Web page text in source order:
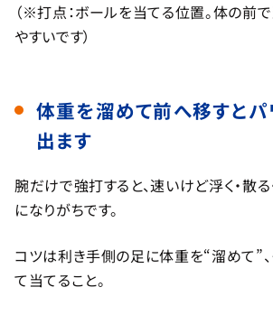
（※打点：ボールを当てる位置。体の前
やすいです）
体重を溜めて前へ移すと
出ます
腕だけで強打すると、速いけど浮く・散
になりがちです。
コツは利き手側の足に体重を“溜めて”
て当てること。